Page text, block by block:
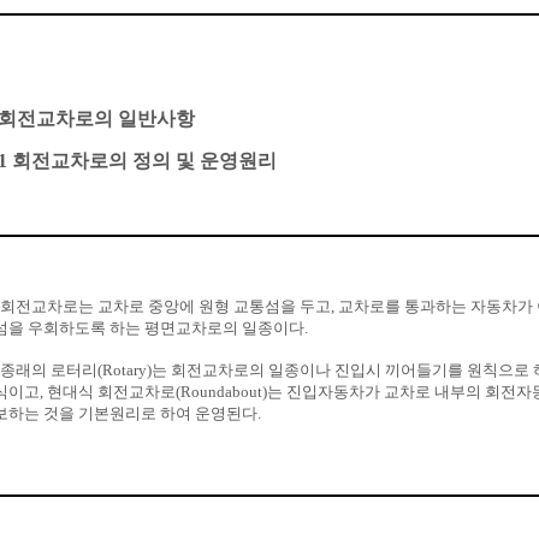
전교차로의 일반사항
회전교차로의 정의 및 운영원리
전교차로는 교차로 중앙에 원형 교통섬을 두고, 교차로를 통과하는 자동차가
을 우회하도록 하는 평면교차로의 일종이다.
래의 로터리(Rotary)는 회전교차로의 일종이나 진입시 끼어들기를 원칙으로
이고, 현대식 회전교차로(Roundabout)는 진입자동차가 교차로 내부의 회전자
하는 것을 기본원리로 하여 운영된다.